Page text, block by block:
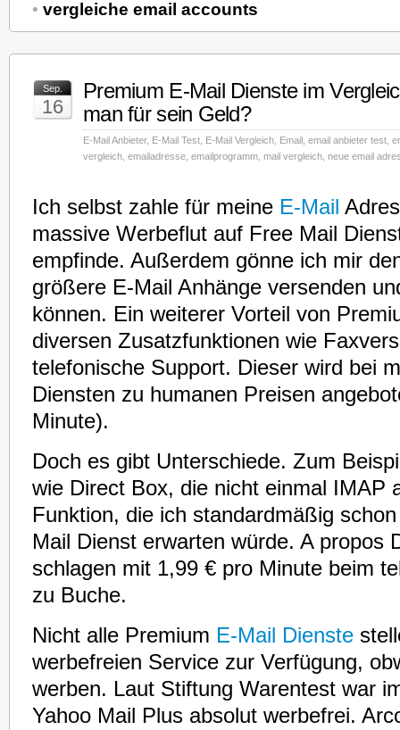
• vergleiche email accounts
Sep.
16
Premium E-Mail Dienste im
man für sein Geld?
E-Mail Anbieter, E-Mail Test E-Mail Vergleich Email email anbieter test
vergleich emailadresse emailprogramm mail vergleich neue email
Ich selbst zahle für meine E-Mail
massive Werbeflut auf Free Mail
empfinde. Außerdem gönne ich mir
größere E-Mail Anhänge versenden
können. Ein weiterer Vorteil von
diversen Zusatzfunktionen wie
telefonische Support. Dieser wird bei
Diensten zu humanen Preisen
Minute).
Doch es gibt Unterschiede. Zum
wie Direct Box, die nicht einmal IMAP
Funktion, die ich standardmäßig
Mail Dienst erwarten würde. A propos
schlagen mit 1,99 € pro Minute beim
zu Buche.
Nicht alle Premium E-Mail Dienste
werbefreien Service zur Verfügung,
werben. Laut Stiftung Warentest war
Yahoo Mail Plus absolut werbefrei.